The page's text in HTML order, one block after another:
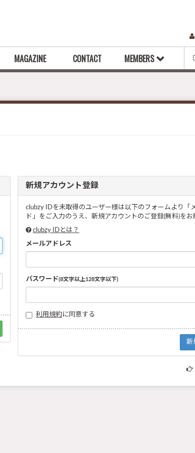
MAGAZINE CONTACT MEMBERS
新規アカウント登録
clubzy IDを未取得のユーザー様は以下のフォームより「
ド」をご入力のうえ、新規アカウントのご登録(無料)をお
clubzy IDとは？
メールアドレス
パスワード(8文字以上128文字以下)
利用規約に同意する